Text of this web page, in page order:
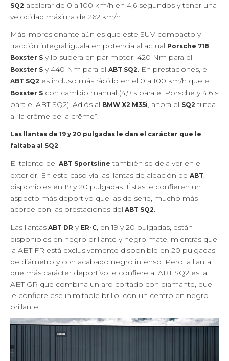
SQ2 acelerar de 0 a 100 km/h en 4,6 segundos y tener una
velocidad máxima de 262 km/h.
Más impresionante aún es que este SUV compacto y
tracción integral iguala en potencia al actual Porsche 718
Boxster S y lo supera en par motor: 420 Nm para el
Boxster S y 440 Nm para el ABT SQ2. En prestaciones, el
ABT SQ2 es incluso más rápido en el 0 a 100 km/h que el
Boxster S con cambio manual (4,9 s para el Porsche y 4,6 s
para el ABT SQ2). Adiós al BMW X2 M35i, ahora el SQ2 tutea
a “la crême de la crême”.
Las llantas de 19 y 20 pulgadas le dan el carácter que le
faltaba al SQ2
El talento del ABT Sportsline también se deja ver en el
exterior. En este caso vía las llantas de aleación de ABT,
disponibles en 19 y 20 pulgadas. Éstas le confieren un
aspecto más deportivo que las de serie, mucho más
acorde con las prestaciones del ABT SQ2.
Las llantas ABT DR y ER-C, en 19 y 20 pulgadas, están
disponibles en negro brillante y negro mate, mientras que
la ABT FR está exclusivamente disponible en 20 pulgadas
de diámetro y con acabado negro intenso. Pero la llanta
que más carácter deportivo le confiere al ABT SQ2 es la
ABT GR que combina un aro cortado con diamante, que
le confiere ese inimitable brillo, con un centro en negro
brillante.